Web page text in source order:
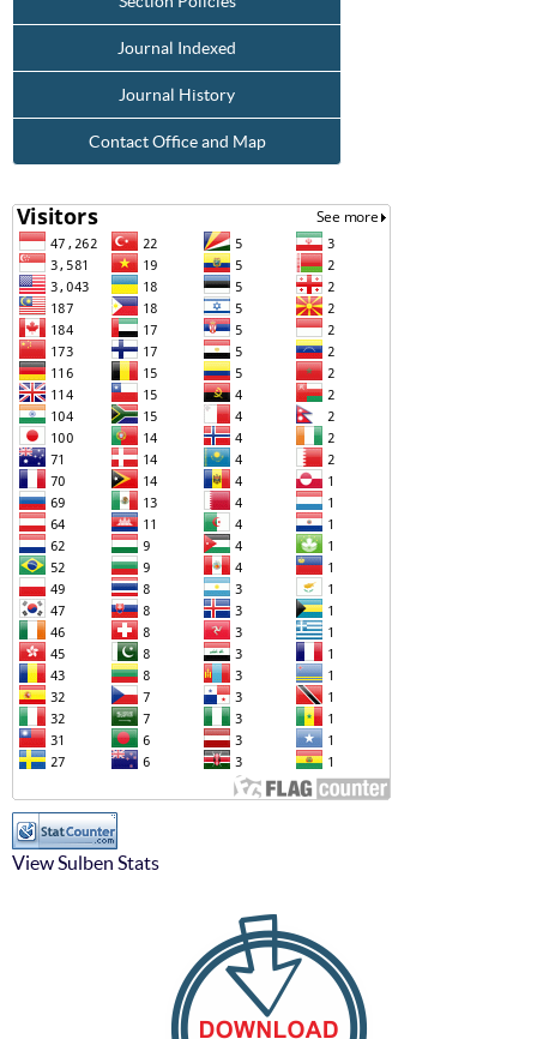
Journal Indexed
Journal History
Contact Office and Map
View Sulben Stats